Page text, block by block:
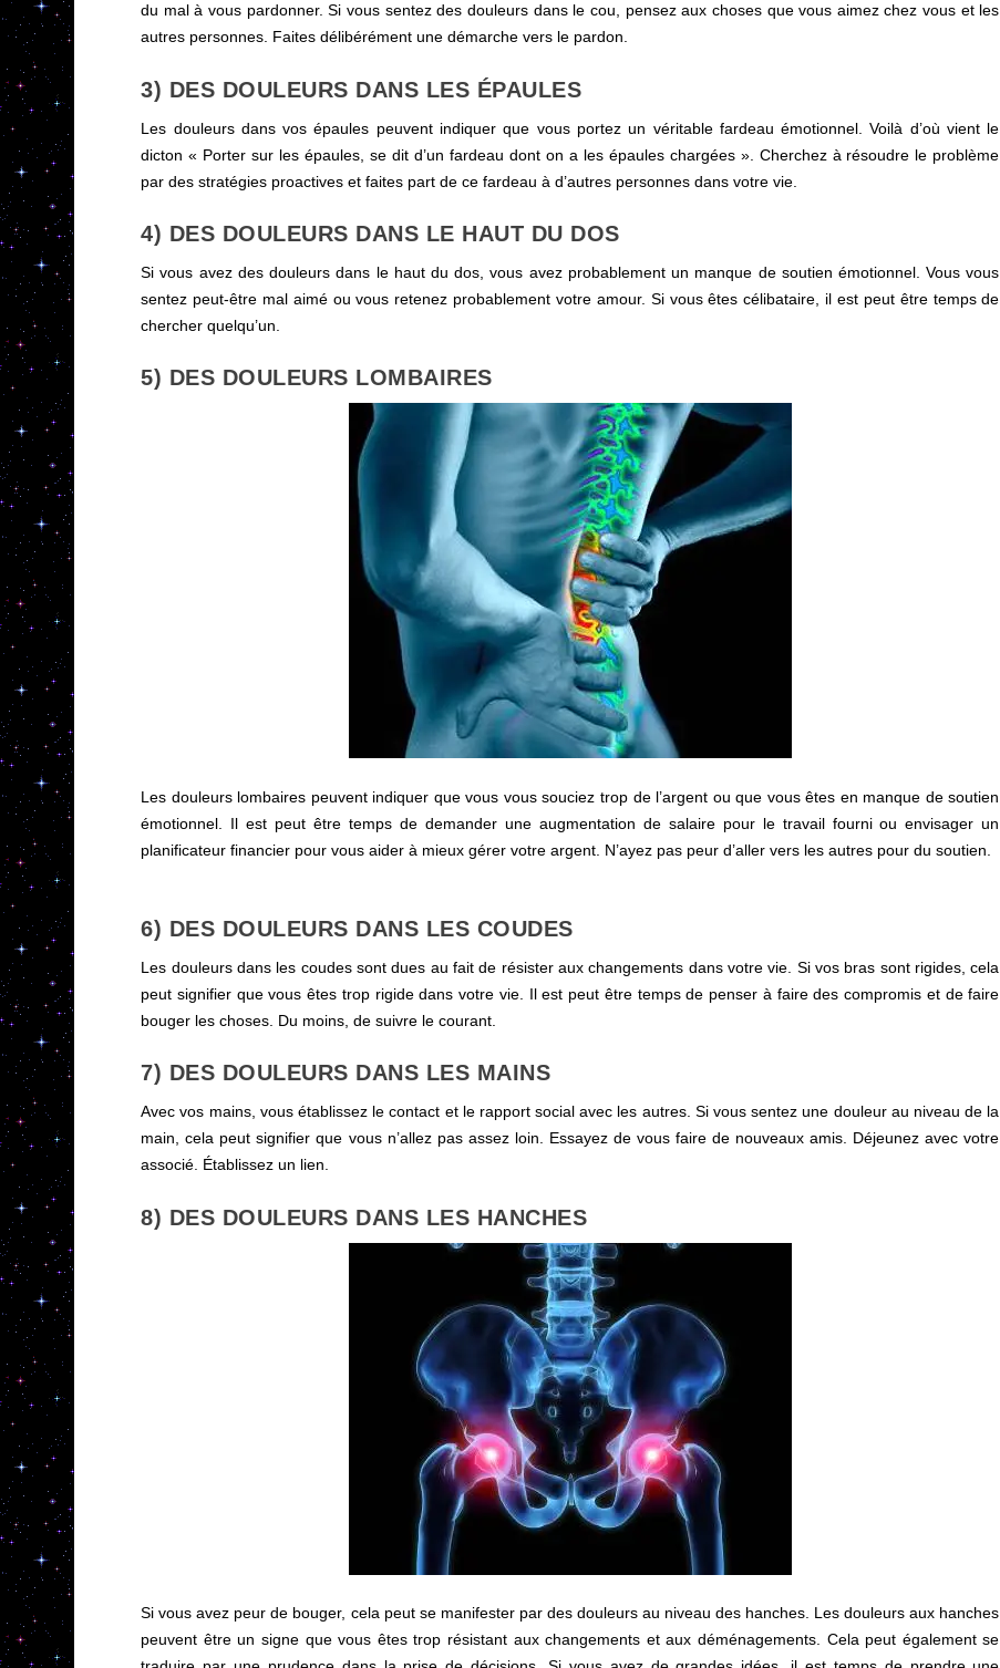
du mal à vous pardonner. Si vous sentez des douleurs dans le cou, pensez aux choses que vous aimez chez vous et les
autres personnes. Faites délibérément une démarche vers le pardon.
3) DES DOULEURS DANS LES ÉPAULES
Les douleurs dans vos épaules peuvent indiquer que vous portez un véritable fardeau émotionnel. Voilà d’où vient le
dicton « Porter sur les épaules, se dit d’un fardeau dont on a les épaules chargées ». Cherchez à résoudre le problème
par des stratégies proactives et faites part de ce fardeau à d’autres personnes dans votre vie.
4) DES DOULEURS DANS LE HAUT DU DOS
Si vous avez des douleurs dans le haut du dos, vous avez probablement un manque de soutien émotionnel. Vous vous
sentez peut-être mal aimé ou vous retenez probablement votre amour. Si vous êtes célibataire, il est peut être temps de
chercher quelqu’un.
5) DES DOULEURS LOMBAIRES
Les douleurs lombaires peuvent indiquer que vous vous souciez trop de l’argent ou que vous êtes en manque de soutien
émotionnel. Il est peut être temps de demander une augmentation de salaire pour le travail fourni ou envisager un
planificateur financier pour vous aider à mieux gérer votre argent. N’ayez pas peur d’aller vers les autres pour du soutien.
6) DES DOULEURS DANS LES COUDES
Les douleurs dans les coudes sont dues au fait de résister aux changements dans votre vie. Si vos bras sont rigides, cela
peut signifier que vous êtes trop rigide dans votre vie. Il est peut être temps de penser à faire des compromis et de faire
bouger les choses. Du moins, de suivre le courant.
7) DES DOULEURS DANS LES MAINS
Avec vos mains, vous établissez le contact et le rapport social avec les autres. Si vous sentez une douleur au niveau de la
main, cela peut signifier que vous n’allez pas assez loin. Essayez de vous faire de nouveaux amis. Déjeunez avec votre
associé. Établissez un lien.
8) DES DOULEURS DANS LES HANCHES
Si vous avez peur de bouger, cela peut se manifester par des douleurs au niveau des hanches. Les douleurs aux hanches
peuvent être un signe que vous êtes trop résistant aux changements et aux déménagements. Cela peut également se